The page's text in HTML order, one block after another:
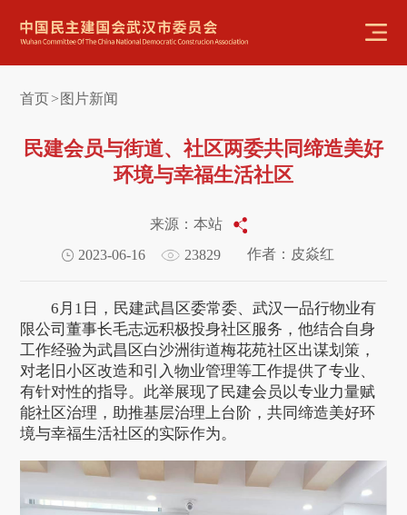
首页> 图片新闻
民建会员与街道、社区两委共同缔造美好
环境与幸福生活社区
来源：本站
2023-06-16
23829 作者：皮焱红
6月1日，民建武昌区委常委、武汉一品行物业有
限公司董事长毛志远积极投身社区服务，他结合自身
工作经验为武昌区白沙洲街道梅花苑社区出谋划策，
对老旧小区改造和引入物业管理等工作提供了专业、
有针对性的指导。此举展现了民建会员以专业力量赋
能社区治理，助推基层治理上台阶，共同缔造美好环
境与幸福生活社区的实际作为。